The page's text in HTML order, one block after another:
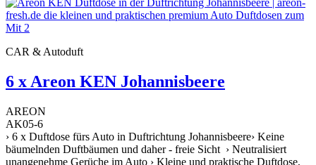
CAR & Autoduft
6 x Areon KEN Johannisbeere
AREON
AK05-6
› 6 x Duftdose fürs Auto in Duftrichtung Johannisbeere› Keine
bäumelnden Duftbäumen und daher - freie Sicht › Neutralisiert
unangenehme Gerüche im Auto › Kleine und praktische Duftdose,